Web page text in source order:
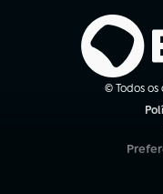
© Todos os